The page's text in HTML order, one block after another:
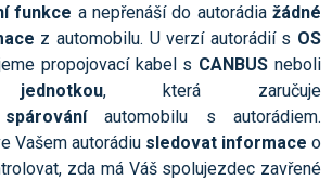
funkce a nepřenáší do autorádia žádné
z automobilu. U verzí autorádií s OS
propojovací kabel s CANBUS neboli
, která zaručuje
automobilu s autorádiem.
Vašem autorádiu sledovat informace o
zda má Váš spolujezdec zavřené